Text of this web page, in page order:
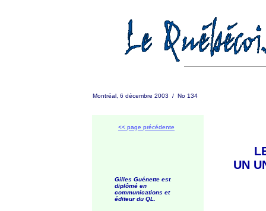
Montréal, 6 décembre 2003 / No 134
<< page précédente
Gilles Guénette est
diplômé en
communications et
éditeur du QL.
UN